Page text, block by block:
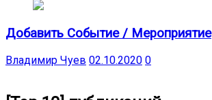
Добавить Событие / Мероприятие
Владимир Чуев 02.10.2020 0